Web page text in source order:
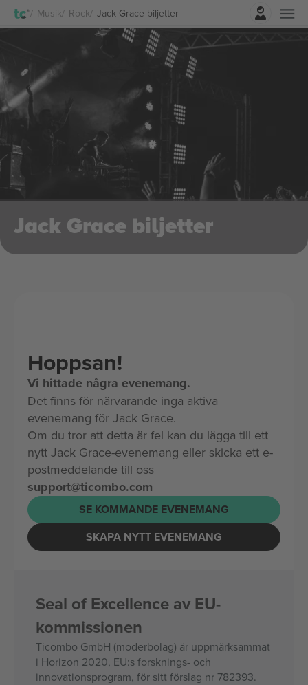
Musik Rock Jack Grace biljetterLogga in
Jack Grace biljetter
Hoppsan!
Vi hittade några evenemang.
Det finns för närvarande inga aktiva
evenemang för Jack Grace.
Om du tror att detta är fel kan du lägga till ett
nytt Jack Grace-evenemang eller skicka ett e-
postmeddelande till oss
support@ticombo.com
SE KOMMANDE EVENEMANG
SKAPA NYTT EVENEMANG
Seal of Excellence av EU-
kommissionen
Ticombo GmbH (moderbolag) är uppmärksammat
i Horizon 2020, EU:s forsknings- och
innovationsprogram, för sitt förslag nr 782393.